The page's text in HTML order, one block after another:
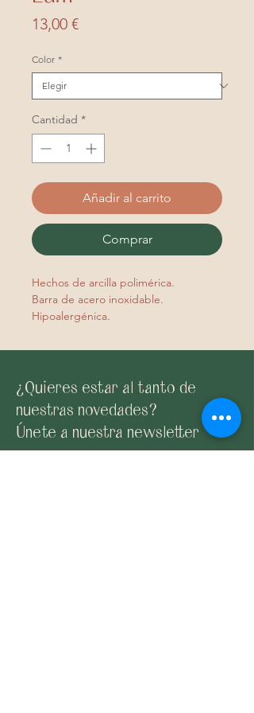
13,00 €Precio
Color *
Cantidad *
Añadir al carrito
Comprar
Hechos de arcilla polimérica.
Barra de acero inoxidable.
Hipoalergénica.
¿Quieres estar al tanto de
nuestras novedades?
Únete a nuestra newsletter